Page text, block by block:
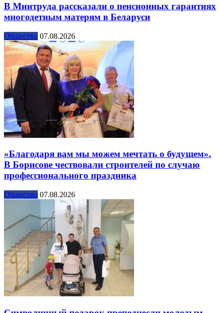
В Минтруда рассказали о пенсионных гарантиях
многодетным матерям в Беларуси
Общество 07.08.2026
«Благодаря вам мы можем мечтать о будущем».
В Борисове чествовали строителей по случаю
профессионального праздника
Общество 07.08.2026